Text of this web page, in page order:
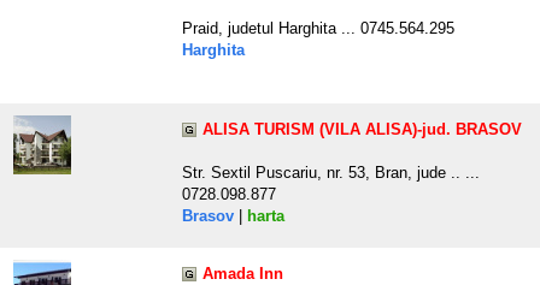
Praid, judetul Harghita ... 0745.564.295
Harghita
ALISA TURISM (VILA ALISA)-jud. BRASOV
Str. Sextil Puscariu, nr. 53, Bran, jude .. ...
0728.098.877
Brasov
harta
Amada Inn